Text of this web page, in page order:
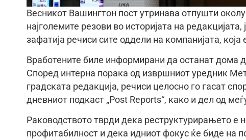
Весникот Вашингтон пост утринава отпушти
најголемите резови во историјата на
зафатија речиси сите оддели на компанијата,
Вработените биле информирани да останат дома
Според интерна порака од извршниот уредник
градската редакција, речиси целосно го гасат
дневниот подкаст „Post Reports“, како и дел од
Раководството тврди дека реструктурирањето е
профитабилност и дека идниот фокус ќе биде на